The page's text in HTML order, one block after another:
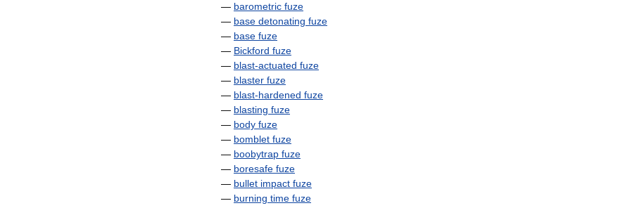
— barometric fuze
— base detonating fuze
— base fuze
— Bickford fuze
— blast-actuated fuze
— blaster fuze
— blast-hardened fuze
— blasting fuze
— body fuze
— bomblet fuze
— boobytrap fuze
— boresafe fuze
— bullet impact fuze
— burning time fuze